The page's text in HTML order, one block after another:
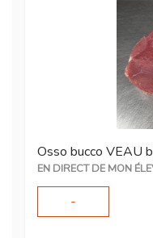
Osso bucco VEAU
EN DIRECT DE MON
-